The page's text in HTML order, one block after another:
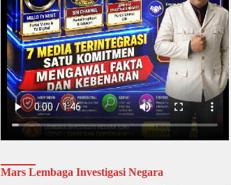
Mars Lembaga Investigasi Negara